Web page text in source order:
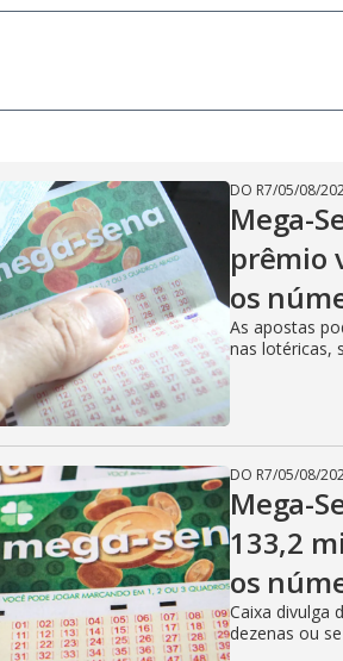
DO R7/05/08/
Mega-
prêmio
os
As apostas
nas lotéricas,
DO R7/05/08/
Mega-
133,2
os
Caixa divulga
dezenas ou